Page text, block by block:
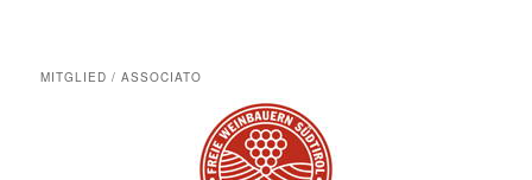
MITGLIED / ASSOCIATO